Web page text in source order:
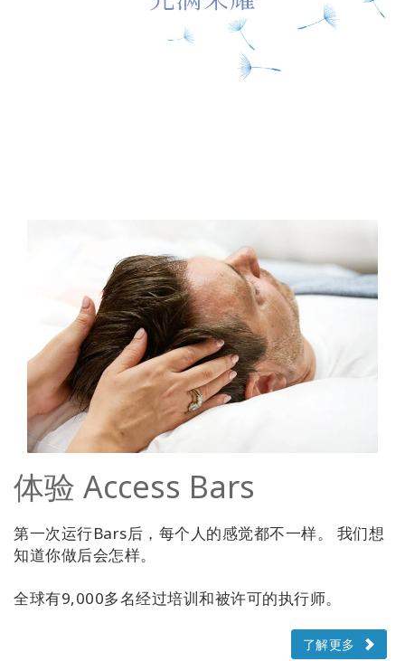
体验 Access Bars
第一次运行Bars后，每个人的感觉都不一样。 我们想
知道你做后会怎样。
全球有9,000多名经过培训和被许可的执行师。
了解更多